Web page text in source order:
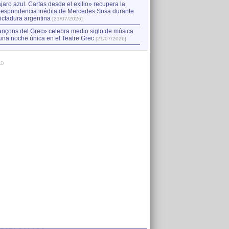
azul. Cartas desde el exilio» recupera la
inédita de Mercedes Sosa durante
argentina [21/07/2026]
del Grec» celebra medio siglo de música
noche única en el Teatre Grec [21/07/2026]